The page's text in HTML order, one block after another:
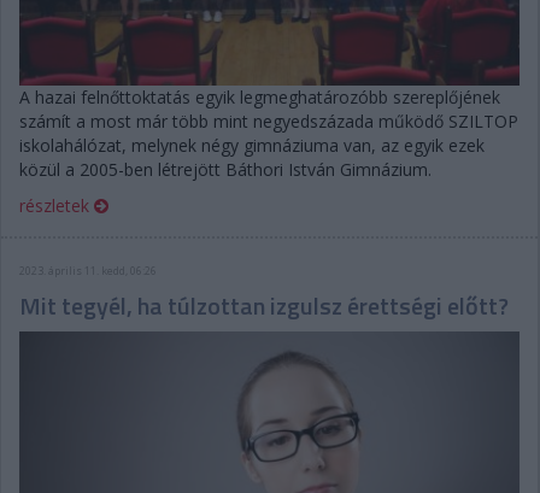
A hazai felnőttoktatás egyik legmeghatározóbb szereplőjének
számít a most már több mint negyedszázada működő SZILTOP
iskolahálózat, melynek négy gimnáziuma van, az egyik ezek
közül a 2005-ben létrejött Báthori István Gimnázium.
részletek
Mit tegyél, ha túlzottan izgulsz érettségi előtt?